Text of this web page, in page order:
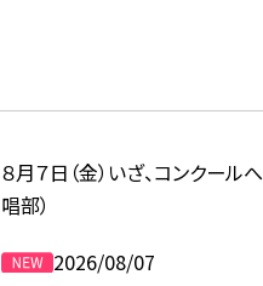
８月７日（金）いざ、コンクール
唱部）
2026/08/07